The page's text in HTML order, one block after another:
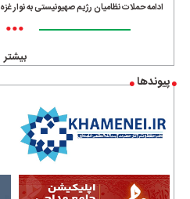
ادامه حملات نظامیان رژیم صهیونیستی به نوار غزه
•••
بیشتر
پیوندها